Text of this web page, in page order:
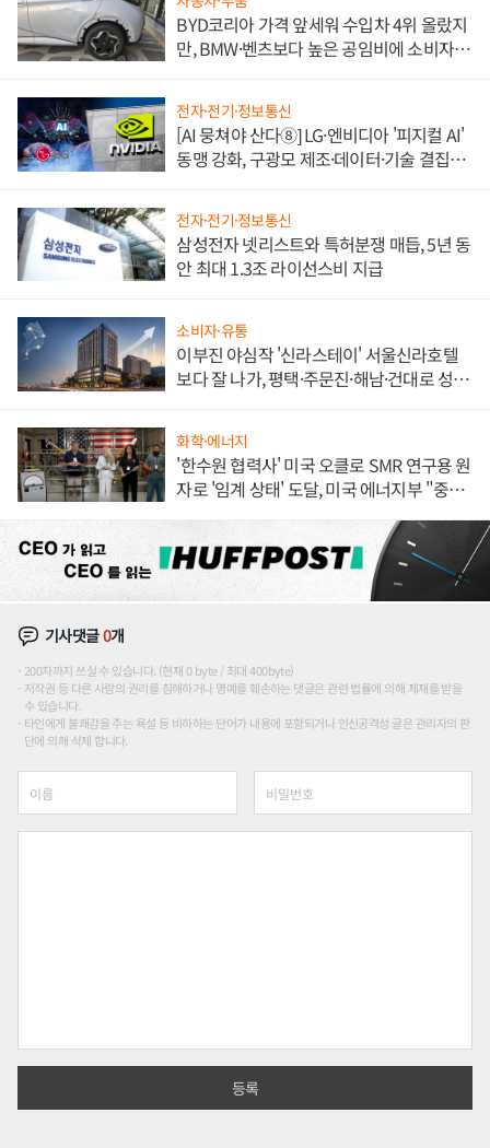
BYD코리아 가격 앞세워 수입차 4위 올랐지
만, BMW·벤츠보다 높은 공임비에 소비자
전자·전기·정보통신
[AI 뭉쳐야 산다⑧] LG·엔비디아 '피지컬 AI'
동맹 강화, 구광모 제조·데이터·기술 결집
전자·전기·정보통신
삼성전자 넷리스트와 특허분쟁 매듭, 5년 동
안 최대 1.3조 라이선스비 지급
소비자·유통
이부진 야심작 '신라스테이' 서울신라호텔
보다 잘 나가, 평택·주문진·해남·건대로 성
화학·에너지
'한수원 협력사' 미국 오클로 SMR 연구용 원
자로 '임계 상태' 도달, 미국 에너지부 "중요
기사댓글0개
200자까지 쓰실 수 있습니다. (현재 0 byte / 최대 400byte)
저작권 등 다른 사람의 권리를 침해하거나 명예를 훼손하는 댓글은 관련 법률에 의해 제재를 받을
수 있습니다.
타인에게 불쾌감을 주는 욕설 등 비하하는 단어가 내용에 포함되거나 인신공격성 글은 관리자의 판
단에 의해 삭제 합니다.